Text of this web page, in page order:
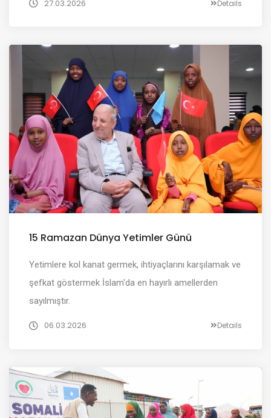
27.03.2026 Details
15 Ramazan Dünya Yetimler Günü
Yetimlere kol kanat germek, ihtiyaçlarını karşılamak ve
şefkat göstermek İslam'da en hayırlı amellerden
sayılmıştır.
06.03.2026 Details